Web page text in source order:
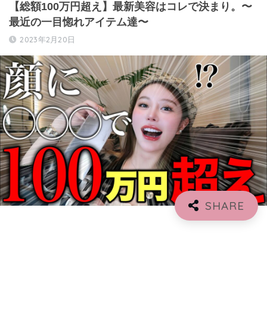
【総額100万円超え】最新美容はコレで決まり。〜
最近の一目惚れアイテム達〜
2023年2月20日